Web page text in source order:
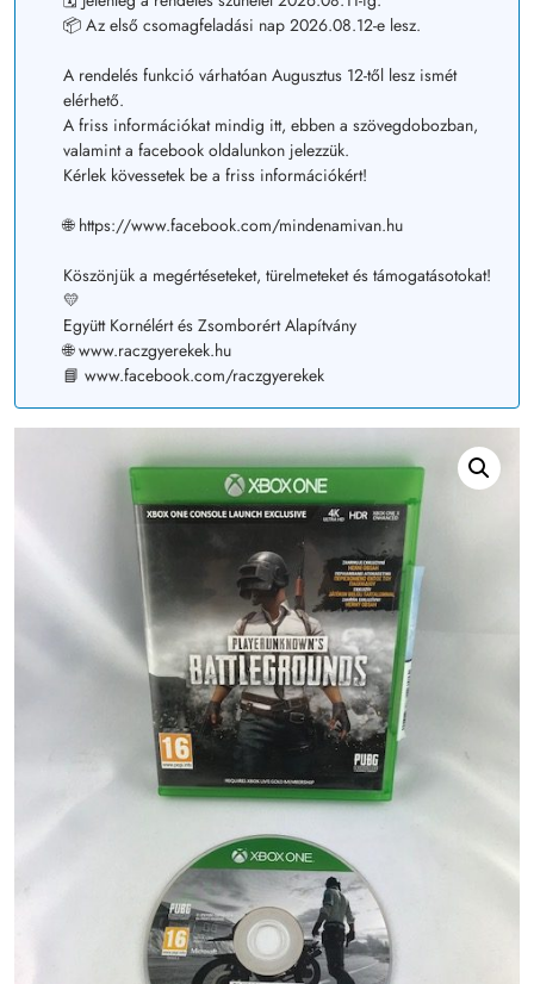
📦 Az első csomagfeladási nap 2026.08.12-e lesz.
A rendelés funkció várhatóan Augusztus 12-től lesz ismét
elérhető.
A friss információkat mindig itt, ebben a szövegdobozban,
valamint a facebook oldalunkon jelezzük.
Kérlek kövessetek be a friss információkért!
🌐 https://www.facebook.com/mindenamivan.hu
Köszönjük a megértéseteket, türelmeteket és támogatásotokat!
💛
Együtt Kornélért és Zsomborért Alapítvány
🌐 www.raczgyerekek.hu
📘 www.facebook.com/raczgyerekek